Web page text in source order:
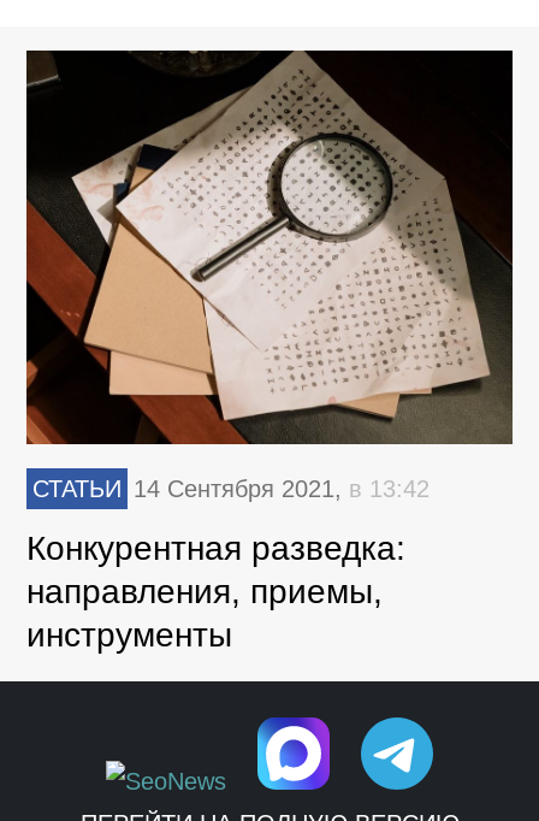
СТАТЬИ 14 Сентября 2021, в 13:42
Конкурентная разведка:
направления, приемы,
инструменты